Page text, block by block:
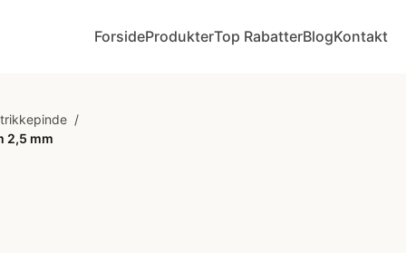
ForsideProdukterTop RabatterBlogKontakt
/
2,5 mm